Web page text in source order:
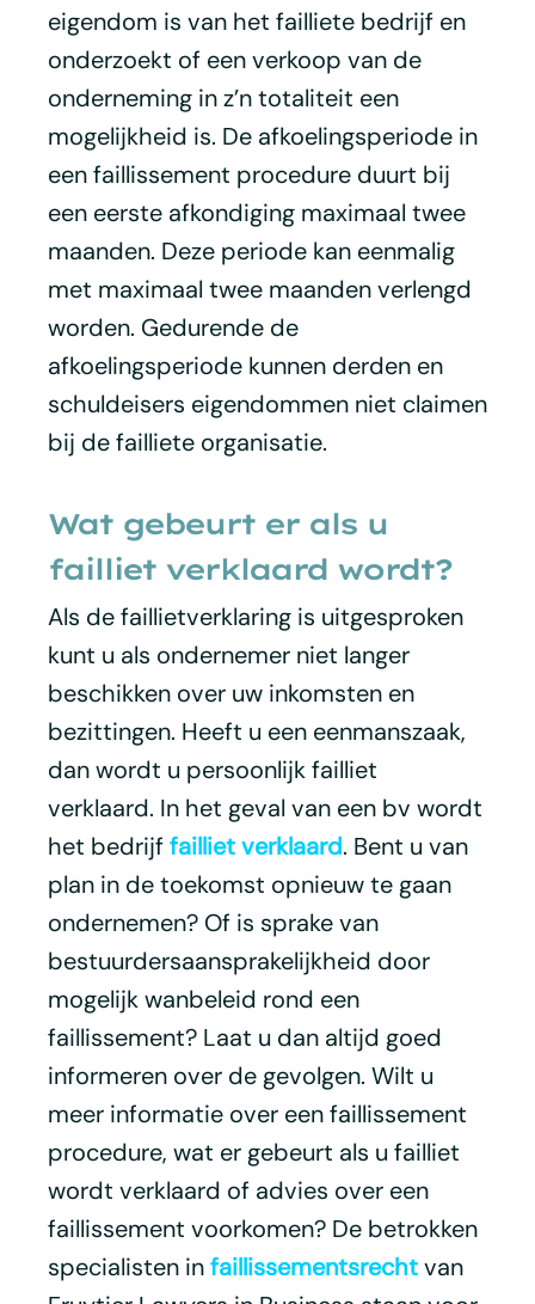
eigendom is van het failliete bedrijf en
onderzoekt of een verkoop van de
onderneming in z’n totaliteit een
mogelijkheid is. De afkoelingsperiode in
een faillissement procedure duurt bij
een eerste afkondiging maximaal twee
maanden. Deze periode kan eenmalig
met maximaal twee maanden verlengd
worden. Gedurende de
afkoelingsperiode kunnen derden en
schuldeisers eigendommen niet claimen
bij de failliete organisatie.
Wat gebeurt er als u
failliet verklaard wordt?
Als de faillietverklaring is uitgesproken
kunt u als ondernemer niet langer
beschikken over uw inkomsten en
bezittingen. Heeft u een eenmanszaak,
dan wordt u persoonlijk failliet
verklaard. In het geval van een bv wordt
het bedrijffailliet verklaard. Bent u van
plan in de toekomst opnieuw te gaan
ondernemen? Of is sprake van
bestuurdersaansprakelijkheid door
mogelijk wanbeleid rond een
faillissement? Laat u dan altijd goed
informeren over de gevolgen. Wilt u
meer informatie over een faillissement
procedure, wat er gebeurt als u failliet
wordt verklaard of advies over een
faillissement voorkomen? De betrokken
specialisten infaillissementsrechtvan